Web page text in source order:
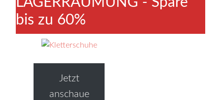
bis zu 60%
Jetzt
anschaue